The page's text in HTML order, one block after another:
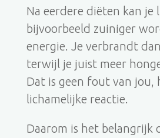
Na eerdere diëten kan je
bijvoorbeeld zuiniger
energie. Je verbrandt
terwijl je juist meer
Dat is geen fout van jou,
lichamelijke reactie.
Daarom is het belangrijk